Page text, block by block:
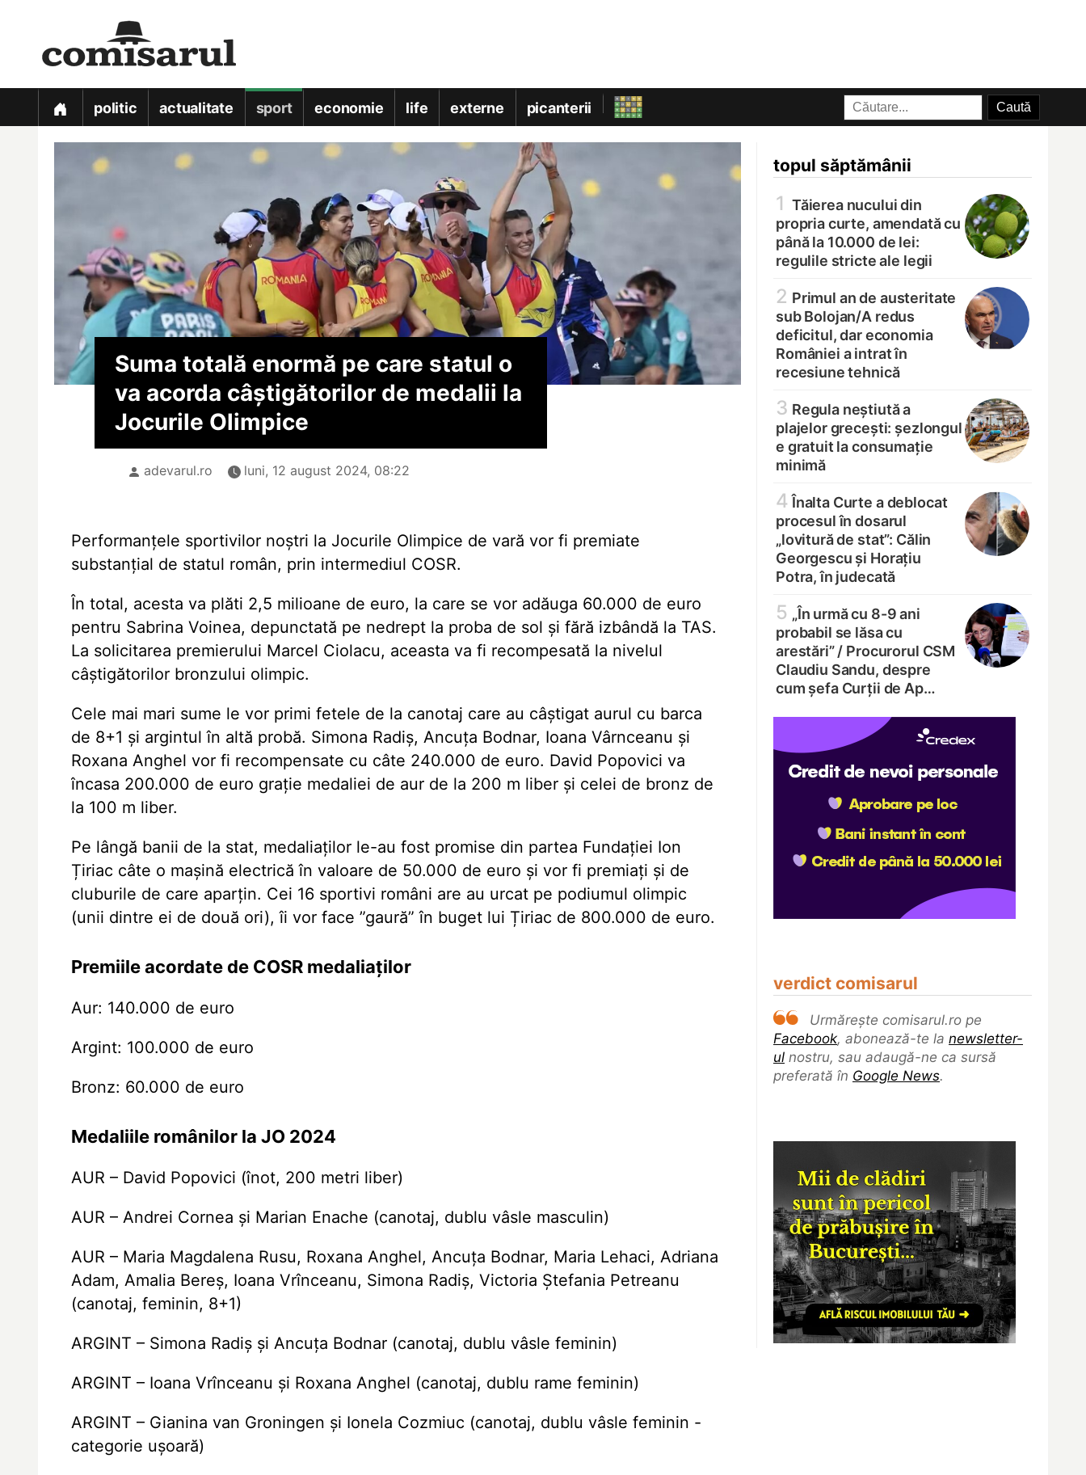
politic actualitate sport economie life externe picanterii
topul săptămânii
1 Tăierea nucului din
propria curte, amendată cu
până la 10.000 de lei:
regulile stricte ale legii
2 Primul an de austeritate
sub Bolojan/A redus
deficitul, dar economia
României a intrat în
recesiune tehnică
3 Regula neștiută a
plajelor grecești: șezlongul
e gratuit la consumație
minimă
4 Înalta Curte a deblocat
procesul în dosarul
„lovitură de stat”: Călin
Georgescu și Horațiu
Potra, în judecată
5 „În urmă cu 8-9 ani
probabil se lăsa cu
arestări” / Procurorul CSM
Claudiu Sandu, despre
cum șefa Curții de Ap…
verdict comisarul
Urmărește comisarul.ro pe
Facebook, abonează-te la newsletter-
ul nostru, sau adaugă-ne ca sursă
preferată în Google News.
Suma totală enormă pe care statul o
va acorda câștigătorilor de medalii la
Jocurile Olimpice
adevarul.ro luni, 12 august 2024, 08:22
Performanțele sportivilor noștri la Jocurile Olimpice de vară vor fi premiate
substanțial de statul român, prin intermediul COSR.
În total, acesta va plăti 2,5 milioane de euro, la care se vor adăuga 60.000 de euro
pentru Sabrina Voinea, depunctată pe nedrept la proba de sol și fără izbândă la TAS.
La solicitarea premierului Marcel Ciolacu, aceasta va fi recompesată la nivelul
câștigătorilor bronzului olimpic.
Cele mai mari sume le vor primi fetele de la canotaj care au câștigat aurul cu barca
de 8+1 și argintul în altă probă. Simona Radiș, Ancuța Bodnar, Ioana Vârnceanu și
Roxana Anghel vor fi recompensate cu câte 240.000 de euro. David Popovici va
încasa 200.000 de euro grație medaliei de aur de la 200 m liber și celei de bronz de
la 100 m liber.
Pe lângă banii de la stat, medaliaților le-au fost promise din partea Fundației Ion
Țiriac câte o mașină electrică în valoare de 50.000 de euro și vor fi premiați și de
cluburile de care aparțin. Cei 16 sportivi români are au urcat pe podiumul olimpic
(unii dintre ei de două ori), îi vor face ”gaură” în buget lui Țiriac de 800.000 de euro.
Premiile acordate de COSR medaliaților
Aur: 140.000 de euro
Argint: 100.000 de euro
Bronz: 60.000 de euro
Medaliile românilor la JO 2024
AUR – David Popovici (înot, 200 metri liber)
AUR – Andrei Cornea și Marian Enache (canotaj, dublu vâsle masculin)
AUR – Maria Magdalena Rusu, Roxana Anghel, Ancuţa Bodnar, Maria Lehaci, Adriana
Adam, Amalia Bereş, Ioana Vrînceanu, Simona Radiş, Victoria Ştefania Petreanu
(canotaj, feminin, 8+1)
ARGINT – Simona Radiș și Ancuța Bodnar (canotaj, dublu vâsle feminin)
ARGINT – Ioana Vrînceanu şi Roxana Anghel (canotaj, dublu rame feminin)
ARGINT – Gianina van Groningen şi Ionela Cozmiuc (canotaj, dublu vâsle feminin -
categorie ușoară)